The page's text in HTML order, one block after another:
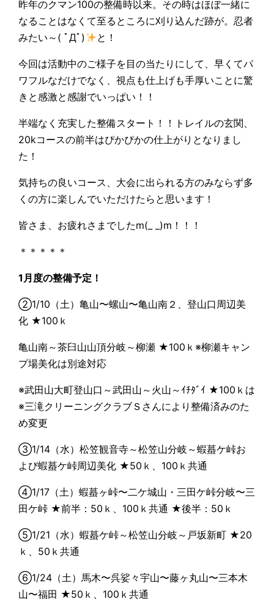
昨年のクマン100の整備時以来。その時はほぼ一緒に
なることはなくて至るところに刈り込んだ跡が。忍者
みたい～( ﾟДﾟ)
と！
今回は活動中のご様子を目の当たりにして、早くてパ
ワフルなだけでなく、視点も仕上げも手厚いことに驚
きと感激と感謝でいっぱい！！
半端なく充実した整備スタート！！トレイルの玄関、
20kコースの前半はぴかぴかの仕上がりとなりまし
た！
気持ちの良いコース、大会に出られる方のみならず多
くの方に楽しんでいただけたらと思います！
皆さま、お疲れさまでしたm(_ _)m！！！
＊＊＊＊＊
1月度の整備予定！
②1/10（土）亀山〜螺山〜亀山南２、登山口周辺美
化 ★100ｋ
亀山南～茶臼山山頂分岐～柳瀬 ★100ｋ※柳瀬キャン
プ場美化は別途対応
※武田山大町登山口～武田山～火山～ｲﾁﾀﾞｲ ★100ｋは
※三滝クリーニングクラブＳさんにより整備済みのた
め変更
③1/14（水）松笠観音寺～松笠山分岐～蝦蟇ケ峠お
よび蝦蟇ケ峠周辺美化 ★50ｋ、100ｋ共通
④1/17（土）蝦蟇ヶ峠〜二ケ城山・三田ケ峠分岐〜三
田ケ峠 ★前半：50ｋ、100ｋ共通 ★後半：50ｋ
⑤1/21（水）蝦蟇ケ峠～松笠山分岐～戸坂新町 ★20
ｋ、50ｋ共通
⑥1/24（土）馬木〜呉娑々宇山〜藤ヶ丸山〜三本木
山〜福田 ★50ｋ、100ｋ共通